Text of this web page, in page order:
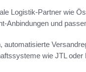
Logistik-Partner wie
Anbindungen und
wie JTL